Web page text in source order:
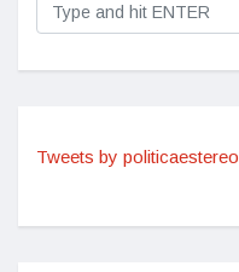
Tweets by politicaestereo